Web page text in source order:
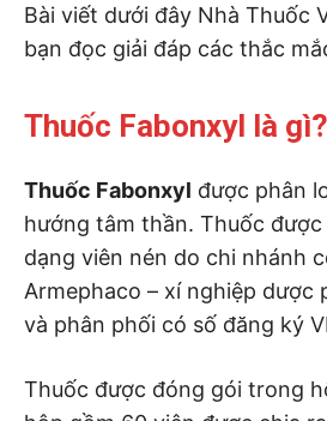
Bài viết dưới đây Nhà Thuốc
bạn đọc giải đáp các thắc
Thuốc Fabonxyl là gì?
Thuốc Fabonxyl được phân
hướng tâm thần. Thuốc
dạng viên nén do chi nhánh
Armephaco – xí nghiệp dược
và phân phối có số đăng ký
Thuốc được đóng gói trong